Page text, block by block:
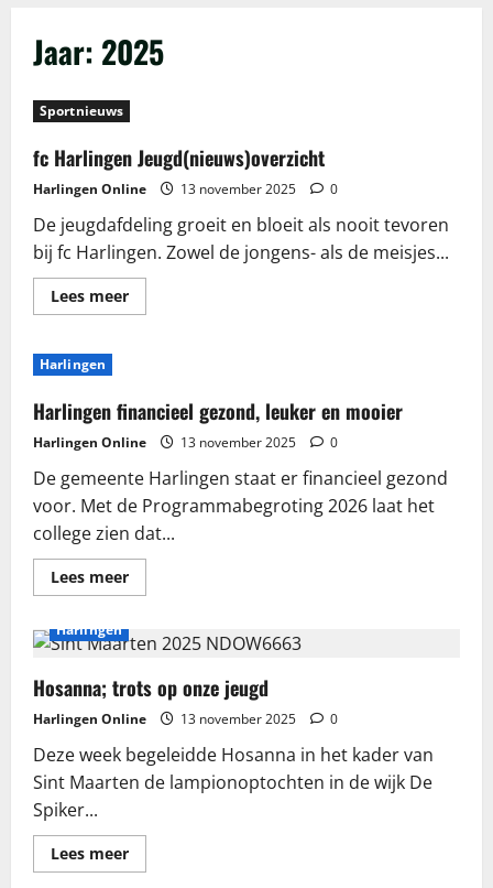
Jaar: 2025
Sportnieuws
fc Harlingen Jeugd(nieuws)overzicht
Harlingen Online 13 november 2025 0
De jeugdafdeling groeit en bloeit als nooit tevoren
bij fc Harlingen. Zowel de jongens- als de meisjes...
Lees meerLees
meer
Harlingen
Harlingen financieel gezond, leuker en mooier
Harlingen Online 13 november 2025 0
De gemeente Harlingen staat er financieel gezond
voor. Met de Programmabegroting 2026 laat het
college zien dat...
Lees meerLees
meer
financieel
gezond,
en
mooier
Harlingen
Hosanna; trots op onze jeugd
Harlingen Online 13 november 2025 0
Deze week begeleidde Hosanna in het kader van
Sint Maarten de lampionoptochten in de wijk De
Spiker...
Lees meerLees
meer